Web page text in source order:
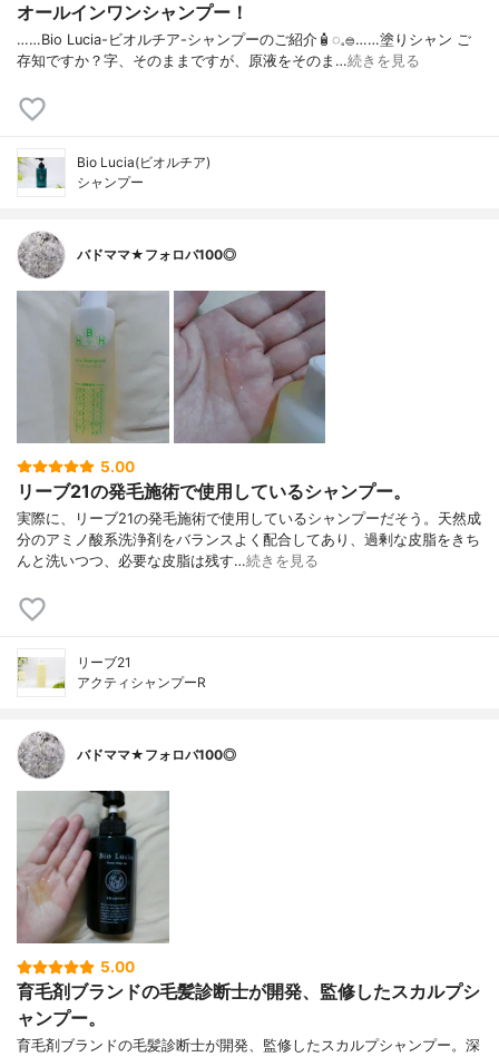
オールインワンシャンプー！
……⁡Bio Lucia⁡⁡-ビオルチア-⁡⁡シャンプー⁡⁡のご紹介🧴‎◌𓈒𓐍⁡……⁡⁡⁡⁡塗りシャン ご
存知ですか？⁡⁡⁡⁡字、そのままですが、⁡原液をそのま…続きを見る
Bio Lucia(ビオルチア)
シャンプー
バドママ★フォロバ100◎
5.00
リーブ21の発毛施術で使用しているシャンプー。
実際に、リーブ21の発毛施術で使用しているシャンプーだそう。天然成
分のアミノ酸系洗浄剤をバランスよく配合してあり、過剰な皮脂をきち
んと洗いつつ、必要な皮脂は残す…続きを見る
リーブ21
アクティシャンプーR
バドママ★フォロバ100◎
5.00
育毛剤ブランドの毛髪診断士が開発、監修したスカルプシ
ャンプー。
育毛剤ブランドの毛髪診断士が開発、監修したスカルプシャンプー。深